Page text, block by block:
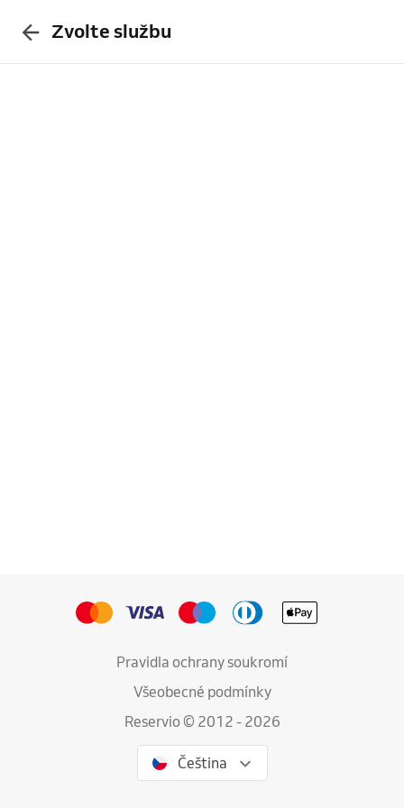
Zvolte službu
Pravidla ochrany soukromí
Všeobecné podmínky
Reservio © 2012 - 2026
Čeština